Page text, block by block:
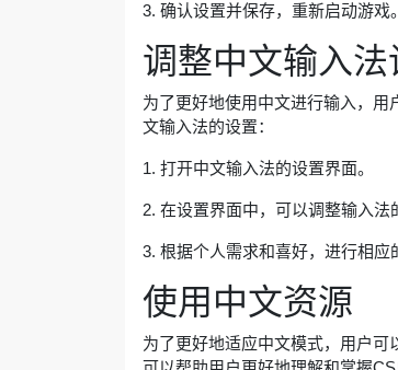
3. 确认设置并保存，重新启动游戏。
调整中文输入法
为了更好地使用中文进行输入，
文输入法的设置：
1. 打开中文输入法的设置界面。
2. 在设置界面中，可以调整输入法
3. 根据个人需求和喜好，进行相应
使用中文资源
为了更好地适应中文模式，用户